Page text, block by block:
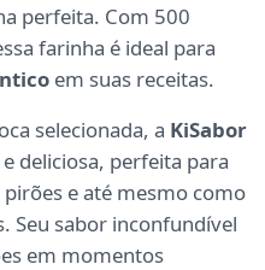
perfeita. Com 500
farinha é ideal para
em suas receitas.
selecionada, a KiSabor
deliciosa, perfeita para
e até mesmo como
Seu sabor inconfundível
em momentos